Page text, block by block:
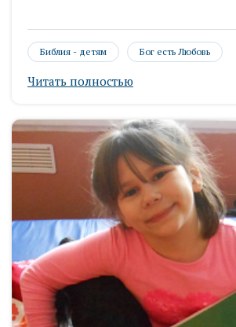
Библия - детям Бог есть Любовь
Читать полностью